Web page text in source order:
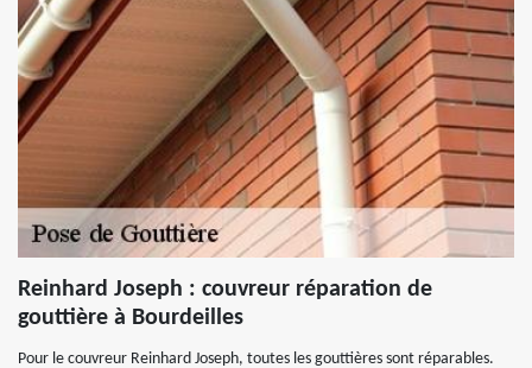
Reinhard Joseph : couvreur réparation de
gouttière à Bourdeilles
Pour le couvreur Reinhard Joseph, toutes les gouttières sont réparables.